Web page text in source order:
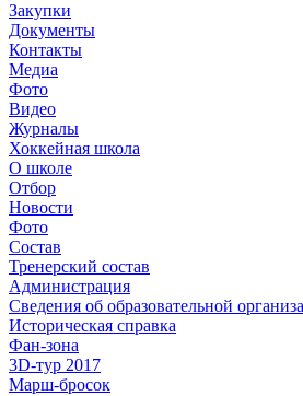
Закупки
Документы
Контакты
Медиа
Фото
Видео
Журналы
Хоккейная школа
О школе
Отбор
Новости
Фото
Состав
Тренерский состав
Администрация
Сведения об образовательной
Историческая справка
Фан-зона
3D-тур 2017
Марш-бросок